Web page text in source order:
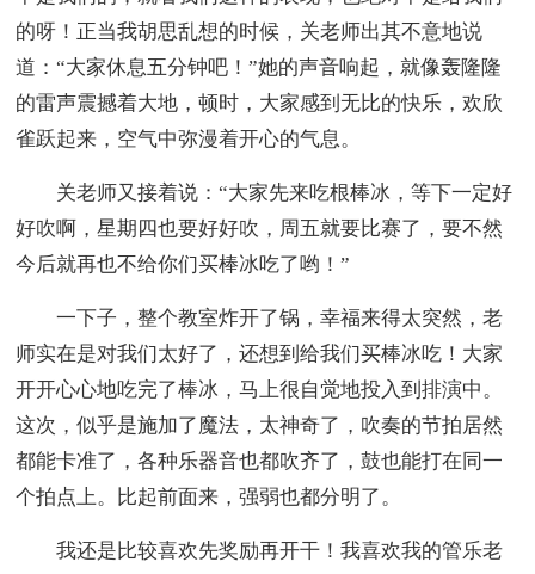
的呀！正当我胡思乱想的时候，关老师出其不意地说
道：“大家休息五分钟吧！”她的声音响起，就像轰隆隆
的雷声震撼着大地，顿时，大家感到无比的快乐，欢欣
雀跃起来，空气中弥漫着开心的气息。
关老师又接着说：“大家先来吃根棒冰，等下一定好
好吹啊，星期四也要好好吹，周五就要比赛了，要不然
今后就再也不给你们买棒冰吃了哟！”
一下子，整个教室炸开了锅，幸福来得太突然，老
师实在是对我们太好了，还想到给我们买棒冰吃！大家
开开心心地吃完了棒冰，马上很自觉地投入到排演中。
这次，似乎是施加了魔法，太神奇了，吹奏的节拍居然
都能卡准了，各种乐器音也都吹齐了，鼓也能打在同一
个拍点上。比起前面来，强弱也都分明了。
我还是比较喜欢先奖励再开干！我喜欢我的管乐老